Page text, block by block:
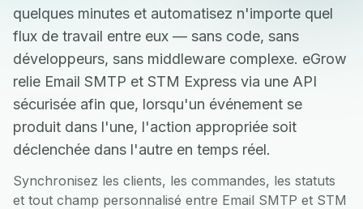
quelques minutes et automatisez n'importe quel
flux de travail entre eux — sans code, sans
développeurs, sans middleware complexe. eGrow
relie Email SMTP et STM Express via une API
sécurisée afin que, lorsqu'un événement se
produit dans l'une, l'action appropriée soit
déclenchée dans l'autre en temps réel.
Synchronisez les clients, les commandes, les statuts
et tout champ personnalisé entre Email SMTP et STM